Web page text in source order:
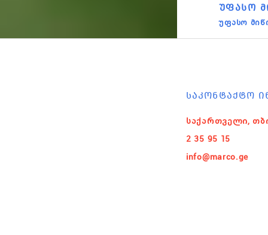
ᲣᲤᲐᲡᲝ
უფასო
ᲡᲐᲙᲝᲜᲢᲐᲥᲢᲝ
საქართველი,
2 35 95 15
info@marco.ge